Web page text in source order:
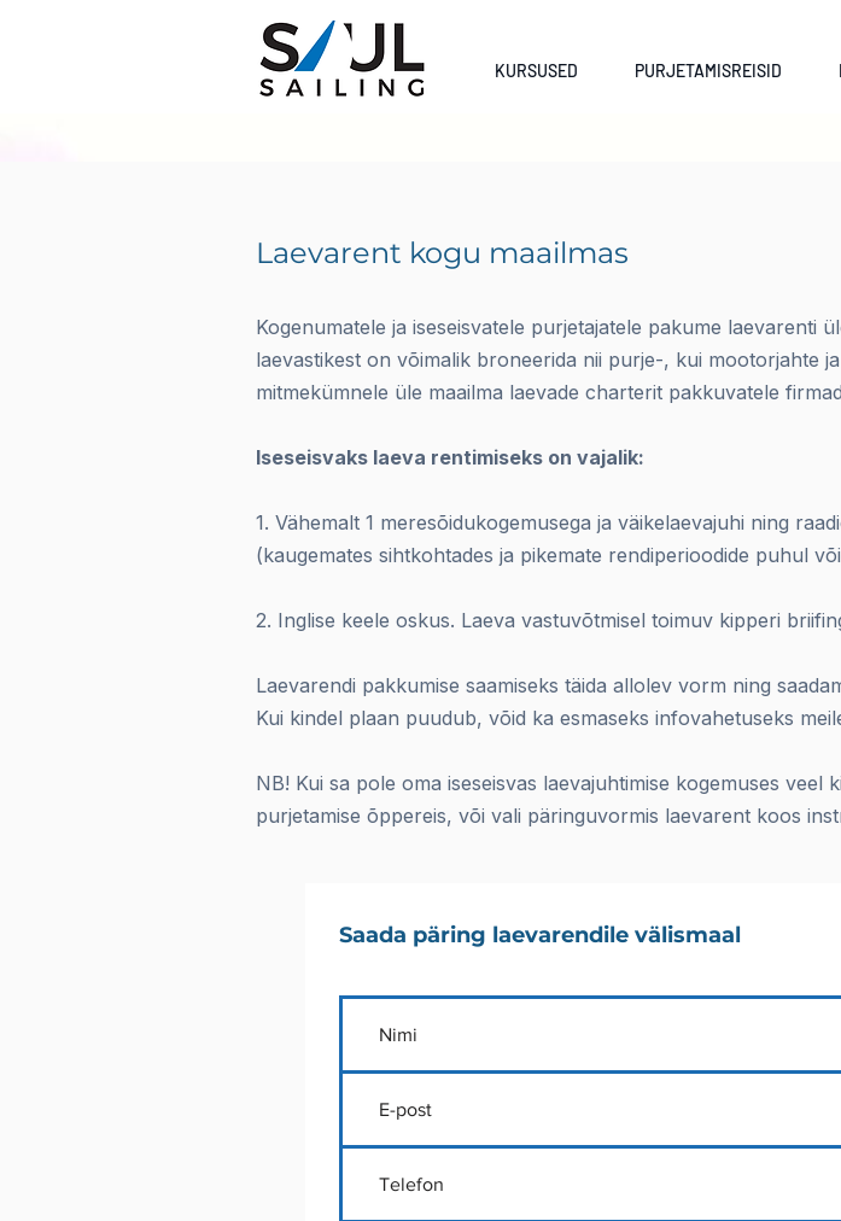
KURSUSED PURJETAMISREISID
Laevarent kogu maailmas
Kogenumatele ja iseseisvatele purjetajatele pakume laevarenti
laevastikest on võimalik broneerida nii purje-, kui mootorjahte
mitmekümnele üle maailma laevade charterit pakkuvatele
Iseseisvaks laeva rentimiseks on vajalik:
1. Vähemalt 1 meresõidukogemusega ja väikelaevajuhi ning
(kaugemates sihtkohtades ja pikemate rendiperioodide puhul
2. Inglise keele oskus. Laeva vastuvõtmisel toimuv kipperi
Laevarendi pakkumise saamiseks täida allolev vorm ning
Kui kindel plaan puudub, võid ka esmaseks infovahetuseks
NB! Kui sa pole oma iseseisvas laevajuhtimise kogemuses veel
purjetamise õppereis, või vali päringuvormis laevarent koos
Saada päring laevarendile välismaal